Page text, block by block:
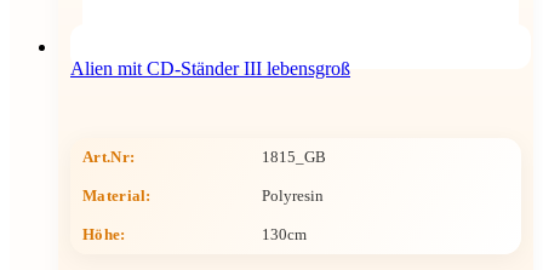
Alien mit CD-Ständer III lebensgroß
Art.Nr: 1815_GB
Material: Polyresin
Höhe: 130cm